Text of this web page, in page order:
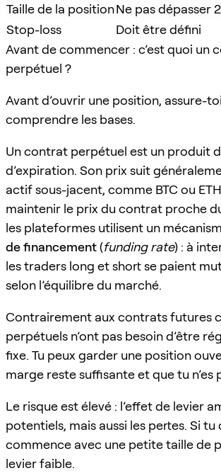
Taille de la positionNe pas dépasser
Stop-loss
Doit être défini
Avant de commencer : c’est quoi un
perpétuel ?
Avant d’ouvrir une position, assure-
comprendre les bases.
Un contrat perpétuel est un produit
d’expiration. Son prix suit
actif sous-jacent, comme BTC ou
maintenir le prix du contrat proche
les plateformes utilisent un
de financement(funding rate) : à
les traders long et short se paient
selon l’équilibre du marché.
Contrairement aux contrats futures
perpétuels n’ont pas besoin d’être
fixe. Tu peux garder une position
marge reste suffisante et que tu n’es
Le risque est élevé : l’effet de levier
potentiels, mais aussi les pertes. Si tu
commence avec une petite taille de
levier faible.